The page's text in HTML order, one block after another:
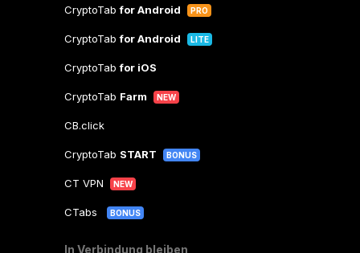
CryptoTabfor Android PRO
CryptoTabfor Android LITE
CryptoTabfor iOS
CryptoTab Farm NEW
CB.click
CryptoTab START BONUS
CT VPN NEW
CTabs BONUS
In Verbindung bleiben